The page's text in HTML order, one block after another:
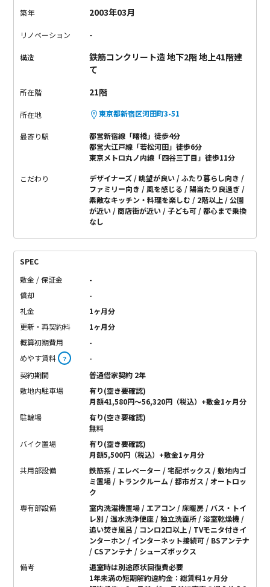
になるのだろうなと感じています。
築年 2003年03月
リノベーション -
構造
鉄筋コンクリート造 地下2階 地上41階建
て
所在階 21階
所在地 東京都新宿区河田町3-51
最寄り駅
都営新宿線「曙橋」徒歩4分
都営大江戸線「若松河田」徒歩6分
東京メトロ丸ノ内線「四谷三丁目」徒歩11分
こだわり デザイナーズ 眺望が良い
ふたり暮らし向き
ファミリー向き
風を感じる
陽当たり良過ぎ
素敵なキッチン・料理を楽しむ
2階以上
公園
が近い
商店街が近い 子ども可
都心まで乗換
なし
SPEC
敷金 / 保証金
-
償却
-
礼金
1ヶ月分
更新・再契約料
1ヶ月分
概算初期費用
-
めやす賃料 ？
-
契約期間
普通借家契約 2年
敷地内駐車場
有り(空き要確認)
月額41,580円〜56,320円（税込）+敷金1ヶ月分
駐輪場
有り(空き要確認)
無料
バイク置場
有り(空き要確認)
月額5,500円（税込）+敷金1ヶ月分
共用部設備
鉄筋系 / エレベーター / 宅配ボックス / 敷地内ゴ
ミ置場 / トランクルーム / 都市ガス / オートロッ
ク
専有部設備
室内洗濯機置場 / エアコン / 床暖房 / バス・トイ
レ別 / 温水洗浄便座 / 独立洗面所 / 浴室乾燥機 /
追い焚き風呂 / コンロ2口以上 / TVモニタ付きイ
ンターホン / インターネット接続可 / BSアンテナ
/ CSアンテナ / シューズボックス
備考
退室時は別途原状回復費必要
1年未満の短期解約違約金：総賃料1ヶ月分